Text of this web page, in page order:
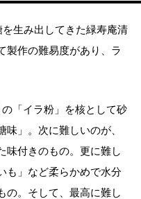
生み出してきた緑寿庵清
製作の難易度があり、ラ
「イラ粉」を核として砂
」。次に難しいのが、
味付きのもの。更に難し
も」など柔らかめで水分
の。そして、最高に難し